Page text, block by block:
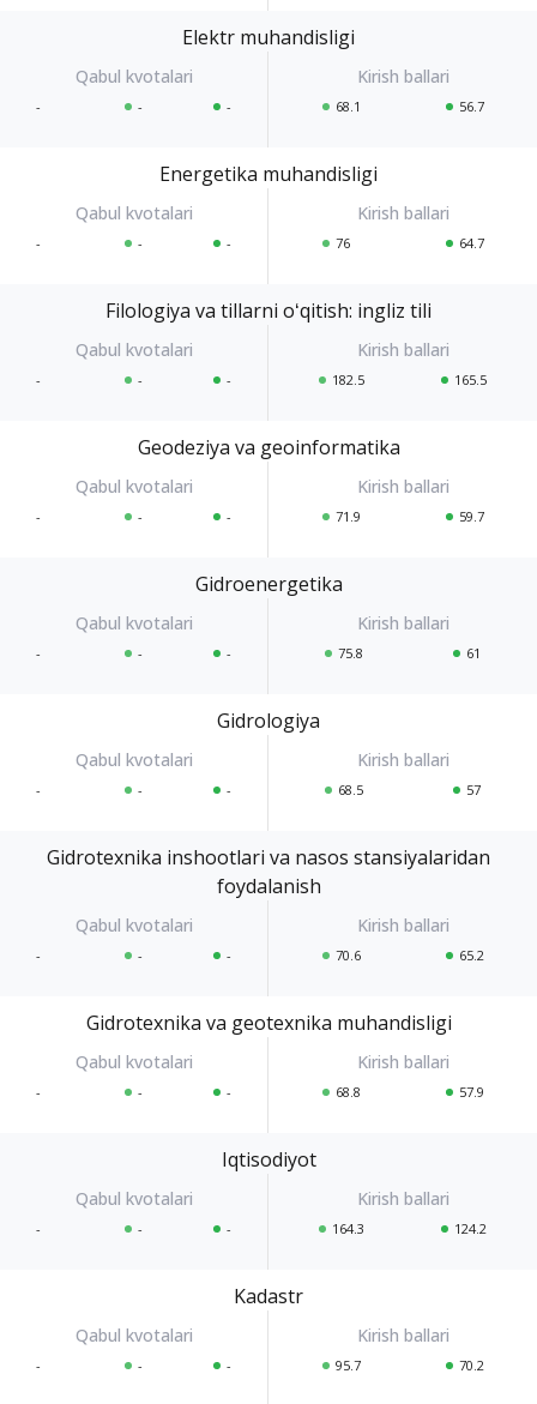
Elektr muhandisligi
- - - 68.1 56.7
Energetika muhandisligi
- - - 76 64.7
Filologiya va tillarni oʻqitish: ingliz tili
- - - 182.5 165.5
Geodeziya va geoinformatika
- - - 71.9 59.7
Gidroenergetika
- - - 75.8 61
Gidrologiya
- - - 68.5 57
Gidrotexnika inshootlari va nasos stansiyalaridan
foydalanish
- - - 70.6 65.2
Gidrotexnika va geotexnika muhandisligi
- - - 68.8 57.9
Iqtisodiyot
- - - 164.3 124.2
Kadastr
- - - 95.7 70.2